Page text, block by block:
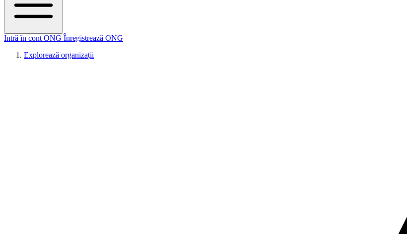
Intră în cont ONG Înregistrează ONG
Explorează organizații